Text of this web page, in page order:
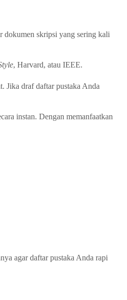
dokumen skripsi yang sering kali
, Harvard, atau IEEE.
Jika draf daftar pustaka Anda
instan. Dengan memanfaatkan
agar daftar pustaka Anda rapi